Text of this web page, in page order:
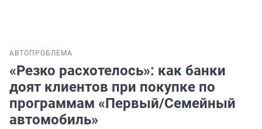
АВТО ПРОБЛЕМА
«Резко расхотелось»: как банки
доят клиентов при покупке по
программам «Первый/Семейный
автомобиль»